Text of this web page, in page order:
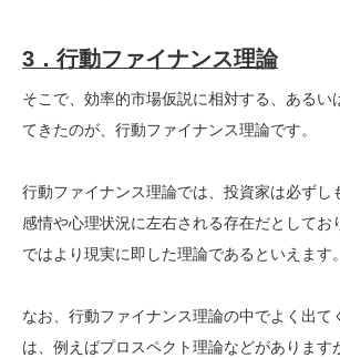
3．行動ファイナンス理論
そこで、効率的市場仮説に相対する、あるい
てきたのが、行動ファイナンス理論です。
行動ファイナンス理論では、投資家は必ずし
感情や心理状況に左右される存在だとしてお
ではより現実に即した理論であるといえます。
なお、行動ファイナンス理論の中でよく出て
は、例えばプロスペクト理論などがあります